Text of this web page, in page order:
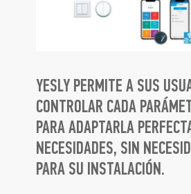
YESLY PERMITE A SUS
CONTROLAR CADA
PARA ADAPTARLA
NECESIDADES, SIN
PARA SU INSTALACIÓN.